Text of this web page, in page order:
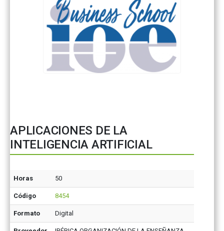
APLICACIONES DE LA
INTELIGENCIA ARTIFICIAL
Horas 50
Código 8454
Formato Digital